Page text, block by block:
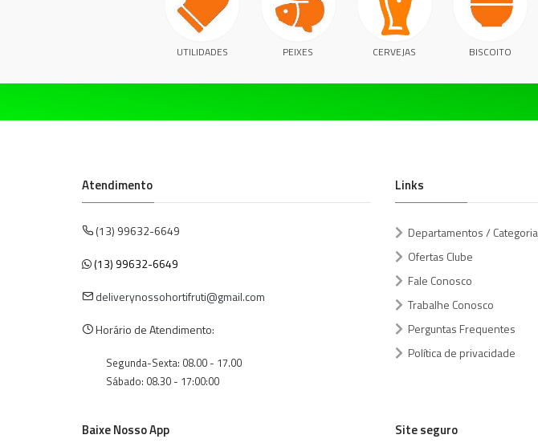
UTILIDADES PEIXES CERVEJAS BISCOITO
Atendimento
(13) 99632-6649
(13) 99632-6649
deliverynossohortifruti@gmail.com
Horário de Atendimento:
Segunda-Sexta: 08.00 - 17.00
Sábado: 08.30 - 17:00:00
Links
Departamentos /
Ofertas Clube
Fale Conosco
Trabalhe Conosco
Perguntas Frequentes
Política de privacidade
Baixe Nosso App Site seguro